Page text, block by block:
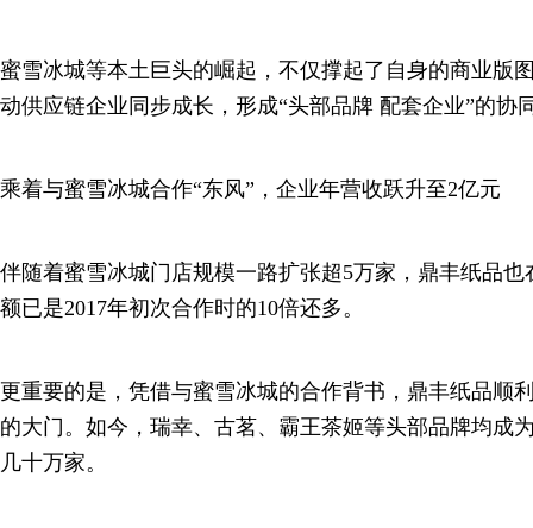
蜜雪冰城等本土巨头的崛起，不仅撑起了自身的商业版
动供应链企业同步成长，形成“头部品牌 配套企业”的协
乘着与蜜雪冰城合作“东风”，企业年营收跃升至2亿元
伴随着蜜雪冰城门店规模一路扩张超5万家，鼎丰纸品
额已是2017年初次合作时的10倍还多。
更重要的是，凭借与蜜雪冰城的合作背书，鼎丰纸品顺
的大门。如今，瑞幸、古茗、霸王茶姬等头部品牌均成
几十万家。